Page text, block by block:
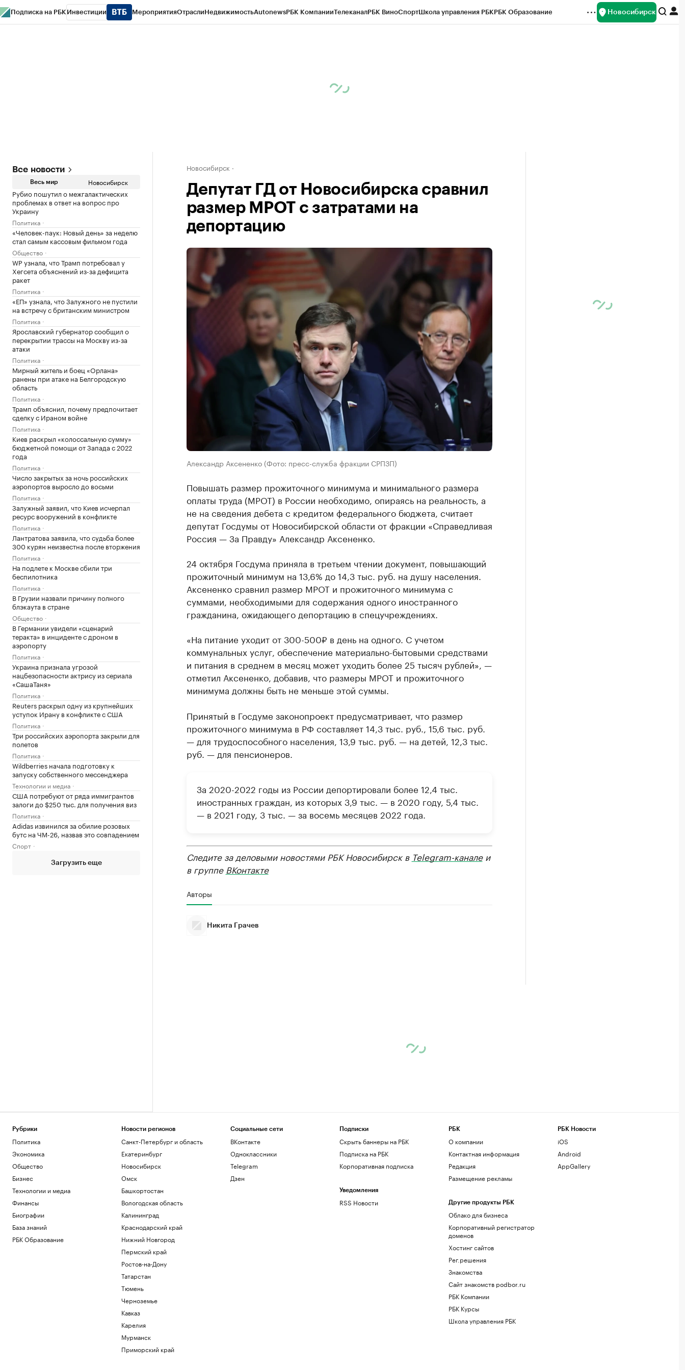
Подписка на РБК Инвестиции МероприятияОтраслиНедвижимостьAutonewsРБК КомпанииТелеканалРБК ВиноСпортШкола управления РБКРБК Образование Новосибирск
Все новости
Весь мир Новосибирск
Рубио пошутил о межгалактических
проблемах в ответ на вопрос про
Украину
Политика
«Человек-паук: Новый день» за неделю
стал самым кассовым фильмом года
Общество
WP узнала, что Трамп потребовал у
Хегсета объяснений из-за дефицита
ракет
Политика
«ЕП» узнала, что Залужного не пустили
на встречу с британским министром
Политика
Ярославский губернатор сообщил о
перекрытии трассы на Москву из-за
атаки
Политика
Мирный житель и боец «Орлана»
ранены при атаке на Белгородскую
область
Политика
Трамп объяснил, почему предпочитает
сделку с Ираном войне
Политика
Киев раскрыл «колоссальную сумму»
бюджетной помощи от Запада с 2022
года
Политика
Число закрытых за ночь российских
аэропортов выросло до восьми
Политика
Залужный заявил, что Киев исчерпал
ресурс вооружений в конфликте
Политика
Лантратова заявила, что судьба более
300 курян неизвестна после вторжения
Политика
На подлете к Москве сбили три
беспилотника
Политика
В Грузии назвали причину полного
блэкаута в стране
Общество
В Германии увидели «сценарий
теракта» в инциденте с дроном в
аэропорту
Политика
Украина признала угрозой
нацбезопасности актрису из сериала
«СашаТаня»
Политика
Reuters раскрыл одну из крупнейших
уступок Ирану в конфликте с США
Политика
Три российских аэропорта закрыли для
полетов
Политика
Wildberries начала подготовку к
запуску собственного мессенджера
Технологии и медиа
США потребуют от ряда иммигрантов
залоги до $250 тыс. для получения виз
Политика
Adidas извинился за обилие розовых
бутс на ЧМ-26, назвав это совпадением
Спорт
Загрузить еще
Новосибирск
Депутат ГД от Новосибирска сравнил
размер МРОТ с затратами на
депортацию
Александр Аксененко (Фото: пресс-служба фракции СРПЗП)
Повышать размер прожиточного минимума и минимального размера
оплаты труда (МРОТ) в России необходимо, опираясь на реальность, а
не на сведения дебета с кредитом федерального бюджета, считает
депутат Госдумы от Новосибирской области от фракции «Справедливая
Россия — За Правду» Александр Аксененко.
24 октября Госдума приняла в третьем чтении документ, повышающий
прожиточный минимум на 13,6% до 14,3 тыс. руб. на душу населения.
Аксененко сравнил размер МРОТ и прожиточного минимума с
суммами, необходимыми для содержания одного иностранного
гражданина, ожидающего депортацию в спецучреждениях.
«На питание уходит от 300-500₽ в день на одного. С учетом
коммунальных услуг, обеспечение материально-бытовыми средствами
и питания в среднем в месяц может уходить более 25 тысяч рублей», —
отметил Аксененко, добавив, что размеры МРОТ и прожиточного
минимума должны быть не меньше этой суммы.
Принятый в Госдуме законопроект предусматривает, что размер
прожиточного минимума в РФ составляет 14,3 тыс. руб., 15,6 тыс. руб.
— для трудоспособного населения, 13,9 тыс. руб. — на детей, 12,3 тыс.
руб. — для пенсионеров.
За 2020-2022 годы из России депортировали более 12,4 тыс.
иностранных граждан, из которых 3,9 тыс. — в 2020 году, 5,4 тыс.
— в 2021 году, 3 тыс. — за восемь месяцев 2022 года.
Следите за деловыми новостями РБК Новосибирск в Telegram-каналеи
в группе ВКонтакте
Авторы
Никита Грачев
Рубрики
Политика
Экономика
Общество
Бизнес
Технологии и медиа
Финансы
Биографии
База знаний
РБК Образование
Новости регионов
Санкт-Петербург и область
Екатеринбург
Новосибирск
Омск
Башкортостан
Вологодская область
Калининград
Краснодарский край
Нижний Новгород
Пермский край
Ростов-на-Дону
Татарстан
Тюмень
Черноземье
Кавказ
Карелия
Мурманск
Приморский край
Социальные сети
ВКонтакте
Одноклассники
Telegram
Дзен
Подписки
Скрыть баннеры на РБК
Подписка на РБК
Корпоративная подписка
Уведомления
RSS Новости
РБК
О компании
Контактная информация
Редакция
Размещение рекламы
Другие продукты РБК
Облако для бизнеса
Корпоративный регистратор
доменов
Хостинг сайтов
Рег.решения
Знакомства
Сайт знакомств podbor.ru
РБК Компании
РБК Курсы
Школа управления РБК
РБК Новости
iOS
Android
AppGallery